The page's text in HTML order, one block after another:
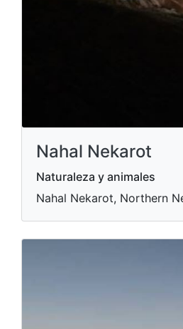
Nahal Nekarot
Naturaleza y animales
Nahal Nekarot, Northern